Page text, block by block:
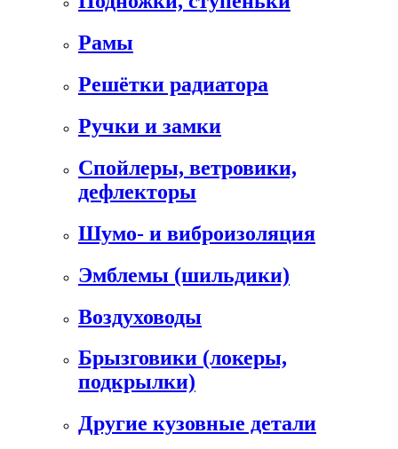
Рамы
Решётки радиатора
Ручки и замки
Спойлеры, ветровики,
дефлекторы
Шумо- и виброизоляция
Эмблемы (шильдики)
Воздуховоды
Брызговики (локеры,
подкрылки)
Другие кузовные детали